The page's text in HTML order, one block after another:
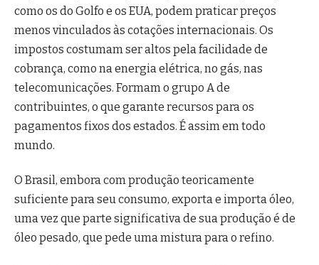
como os do Golfo e os EUA, podem praticar preços
menos vinculados às cotações internacionais. Os
impostos costumam ser altos pela facilidade de
cobrança, como na energia elétrica, no gás, nas
telecomunicações. Formam o grupo A de
contribuintes, o que garante recursos para os
pagamentos fixos dos estados. É assim em todo
mundo.
O Brasil, embora com produção teoricamente
suficiente para seu consumo, exporta e importa óleo,
uma vez que parte significativa de sua produção é de
óleo pesado, que pede uma mistura para o refino.